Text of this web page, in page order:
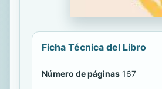
Ficha Técnica del Libro
Número de páginas 167